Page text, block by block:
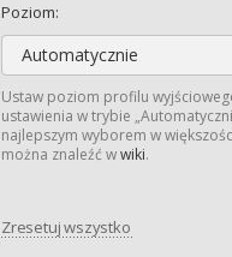
Poziom:
Automatycznie
Ustaw poziom profilu
ustawienia w trybie
najlepszym wyborem w
można znaleźć wwiki.
Zresetuj wszystko